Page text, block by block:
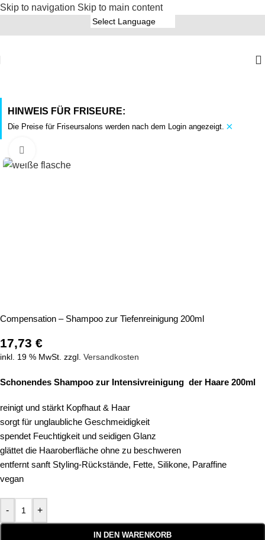
Skip to navigation Skip to main content
HINWEIS FÜR FRISEURE:
Die Preise für Friseursalons werden nach dem Login angezeigt. ×
Compensation – Shampoo zur Tiefenreinigung 200ml
17,73 €
inkl. 19 % MwSt. zzgl. Versandkosten
Schonendes Shampoo zur Intensivreinigung der Haare 200ml
reinigt und stärkt Kopfhaut & Haar
sorgt für unglaubliche Geschmeidigkeit
spendet Feuchtigkeit und seidigen Glanz
glättet die Haaroberfläche ohne zu beschweren
entfernt sanft Styling-Rückstände, Fette, Silikone, Paraffine
vegan
- +
IN DEN WARENKORB